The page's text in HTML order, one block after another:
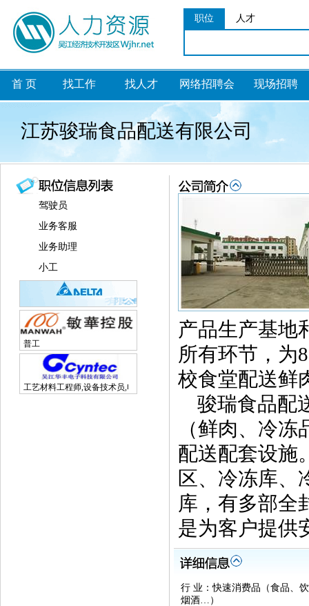
职位 人才
首 页 找工作 找人才 网络招聘会 现场招聘
江苏骏瑞食品配送有限公司
驾驶员
业务客服
业务助理
小工
普工
工艺材料工程师,设备技术员,电子研发工程师
产品生产基地
所有环节，为
校食堂配送鲜
骏瑞食品配
（鲜肉、冷
配送配套设施
区、冷冻库、
库，有多部全
是为客户提供
行 业：快速消费品（食品、
烟酒…）